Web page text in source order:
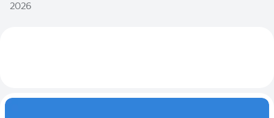
2026